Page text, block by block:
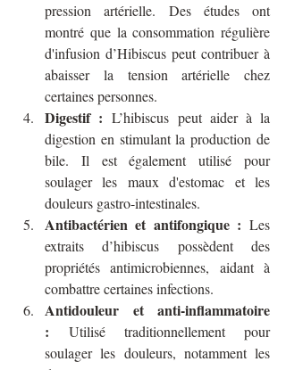
pression artérielle. Des études ont
montré que la consommation régulière
d'infusion d’Hibiscus peut contribuer à
abaisser la tension artérielle chez
certaines personnes.
Digestif : L’hibiscus peut aider à la
digestion en stimulant la production de
bile. Il est également utilisé pour
soulager les maux d'estomac et les
douleurs gastro-intestinales.
Antibactérien et antifongique : Les
extraits d’hibiscus possèdent des
propriétés antimicrobiennes, aidant à
combattre certaines infections.
Antidouleur et anti-inflammatoire
: Utilisé traditionnellement pour
soulager les douleurs, notamment les